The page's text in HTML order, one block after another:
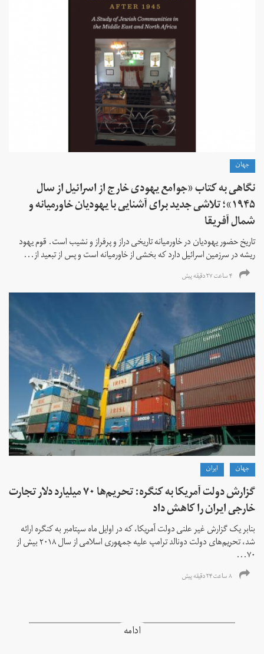
جهان
نگاهی به کتاب «جوامع یهودی خارج از اسرائیل از سال
۱۹۴۵»؛ تلاشی جدید برای آشنایی با یهودیان خاورمیانه و
شمال آفریقا
تاریخ حضور یهودیان در خاورمیانه تاریخی دراز و پرفراز و نشیب است. قوم یهود
ریشه در سرزمین اسرائیل دارد که بخشی از خاورمیانه است و پس از تبعید از...
۴ ساعت ۲۷ دقیقه پیش
جهان ايران
گزارش دولت آمریکا به کنگره: تحریم‌ها ۷۰ میلیارد دلار تجارت
خارجی ایران را کاهش داد
بنابر یک گزارش غیر علنی دولت آمریکا، که در اوایل ماه سپتامبر به کنگره ارائه
شد، تحریم‌های دولت دونالد ترامپ علیه جمهوری اسلامی از سال ۲۰۱۸ بیش از
۷۰...
۸ ساعت ۲۴ دقیقه پیش
ادامه